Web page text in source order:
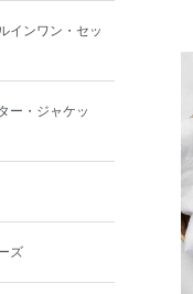
インワン・セッ
ー・ジャケッ
ズ